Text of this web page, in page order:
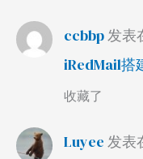
ccbbp发表
iRedMail搭
收藏了
Luyee 发表